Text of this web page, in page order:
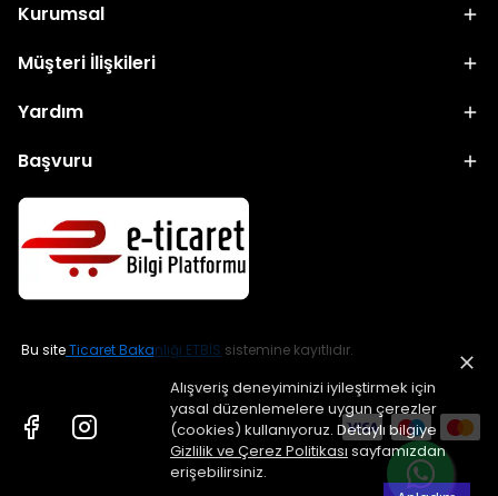
Alışveriş deneyiminizi iyileştirmek için
yasal düzenlemelere uygun çerezler
(cookies) kullanıyoruz. Detaylı bilgiye
Gizlilik ve Çerez Politikası sayfamızdan
erişebilirsiniz.
Kurumsal
Müşteri İlişkileri
Yardım
Başvuru
Bu siteTicaret Bakanlığı ETBİS sistemine kayıtlıdır.